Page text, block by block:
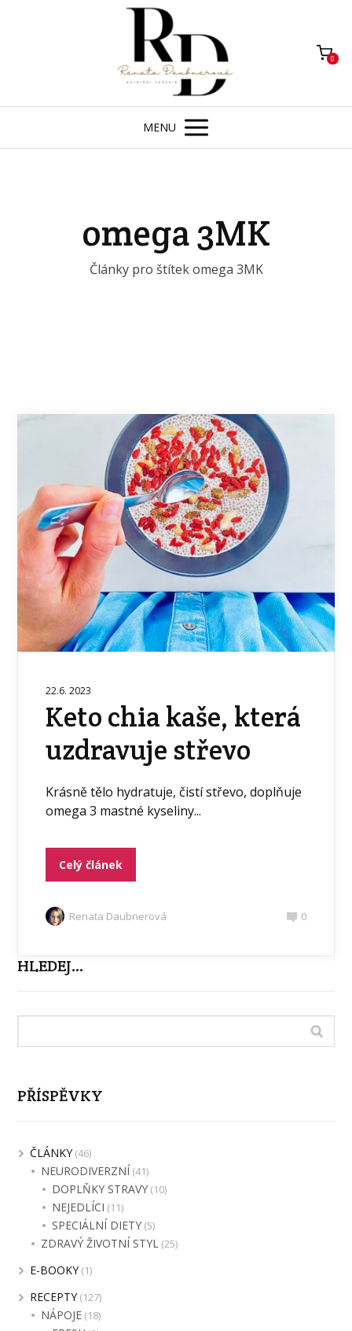
0
MENU
omega 3MK
Články pro štítek omega 3MK
22.6. 2023
Keto chia kaše, která
uzdravuje střevo
Krásně tělo hydratuje, čistí střevo, doplňuje
omega 3 mastné kyseliny...
Celý článek
Renata Daubnerová 0
HLEDEJ…
PŘÍSPĚVKY
ČLÁNKY(46)
NEURODIVERZNÍ (41)
DOPLŇKY STRAVY (10)
NEJEDLÍCI (11)
SPECIÁLNÍ DIETY (5)
ZDRAVÝ ŽIVOTNÍ STYL (25)
E-BOOKY(1)
RECEPTY(127)
NÁPOJE (18)